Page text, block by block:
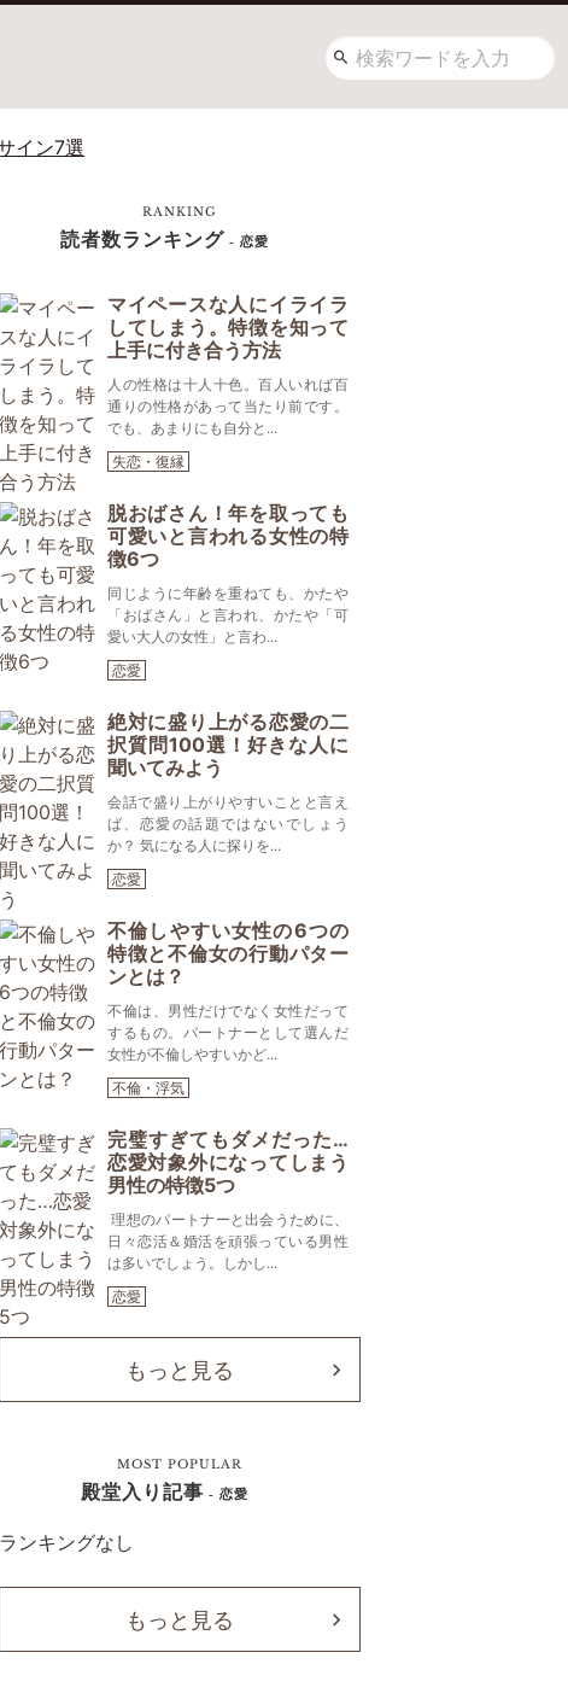
イン7選
RANKING
読者数ランキング - 恋愛
マイペースな人にイライラ
してしまう。特徴を知って
上手に付き合う方法
人の性格は十人十色。百人いれば百
通りの性格があって当たり前です。
でも、あまりにも自分と...
失恋・復縁
脱おばさん！年を取っても
可愛いと言われる女性の特
徴6つ
同じように年齢を重ねても、かたや
「おばさん」と言われ、かたや「可
愛い大人の女性」と言わ...
恋愛
絶対に盛り上がる恋愛の二
択質問100選！好きな人に
聞いてみよう
会話で盛り上がりやすいことと言え
ば、恋愛の話題ではないでしょう
か？ 気になる人に探りを...
恋愛
不倫しやすい女性の6つの
特徴と不倫女の行動パター
ンとは？
不倫は、男性だけでなく女性だって
するもの。パートナーとして選んだ
女性が不倫しやすいかど...
不倫・浮気
完璧すぎてもダメだった…
恋愛対象外になってしまう
男性の特徴5つ
理想のパートナーと出会うために、
日々恋活＆婚活を頑張っている男性
は多いでしょう。しかし...
恋愛
もっと見る
MOST POPULAR
殿堂入り記事 - 恋愛
ランキングなし
もっと見る